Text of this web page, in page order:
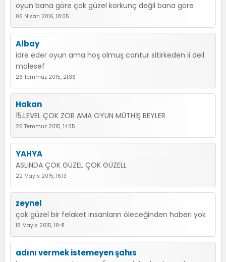
oyun bana göre çok güzel korkunç değil bana göre
06 Nisan 2016, 18:05
Albay
idre eder oyun ama hoş olmuş contur sitirkeden ii deil
malesef
26 Temmuz 2015, 21:36
Hakan
15.LEVEL ÇOK ZOR AMA OYUN MÜTHİŞ BEYLER
26 Temmuz 2015, 14:35
YAHYA
ASLINDA ÇOK GÜZEL ÇOK GÜZELL
22 Mayıs 2015, 16:13
zeynel
çok güzel bir felaket insanların öleceğinden haberi yok
18 Mayıs 2015, 18:41
adını vermek istemeyen şahıs